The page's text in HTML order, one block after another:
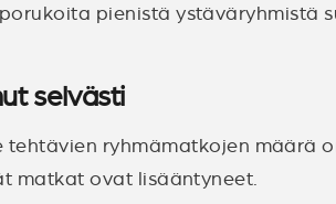
pienistä ystäväryhmistä
selvästi
ryhmämatkojen määrä
matkat ovat lisääntyneet.